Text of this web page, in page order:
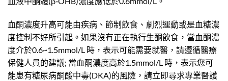
血酮濃度升高可能由疾病、節制飲食、劇烈運動或是血糖濃
度控制不好所引起。如果沒有正在執行生酮飲食，當血酮濃
度介於0.6~1.5mmol/L 時，表示可能需要就醫，請遵循醫療
保健人員的建議; 當血酮濃度高於1.5mmol/L 時，表示您可
能患有糖尿病酮酸中毒(DKA)的風險，請立即尋求專業醫護